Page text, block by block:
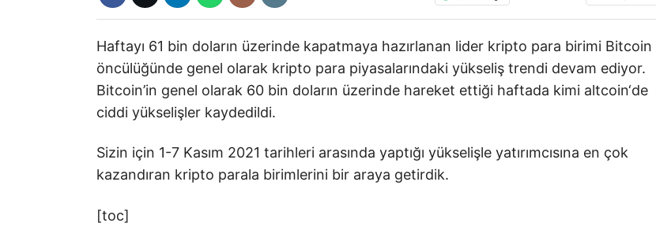
Haftayı 61 bin doların üzerinde kapatmaya hazırlanan lider kripto para birimi Bitcoin
öncülüğünde genel olarak kripto para piyasalarındaki yükseliş trendi devam ediyor.
Bitcoin’in genel olarak 60 bin doların üzerinde hareket ettiği haftada kimi altcoin‘de
ciddi yükselişler kaydedildi.
Sizin için 1-7 Kasım 2021 tarihleri arasında yaptığı yükselişle yatırımcısına en çok
kazandıran kripto parala birimlerini bir araya getirdik.
[toc]